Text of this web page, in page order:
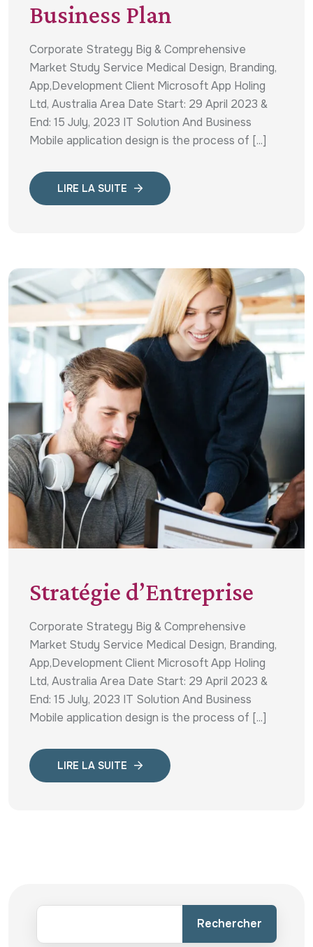
Business Plan
Corporate Strategy Big & Comprehensive
Market Study Service Medical Design, Branding,
App,Development Client Microsoft App Holing
Ltd, Australia Area Date Start: 29 April 2023 &
End: 15 July, 2023 IT Solution And Business
Mobile application design is the process of [...]
LIRE LA SUITE
Stratégie d’Entreprise
Corporate Strategy Big & Comprehensive
Market Study Service Medical Design, Branding,
App,Development Client Microsoft App Holing
Ltd, Australia Area Date Start: 29 April 2023 &
End: 15 July, 2023 IT Solution And Business
Mobile application design is the process of [...]
LIRE LA SUITE
Rechercher